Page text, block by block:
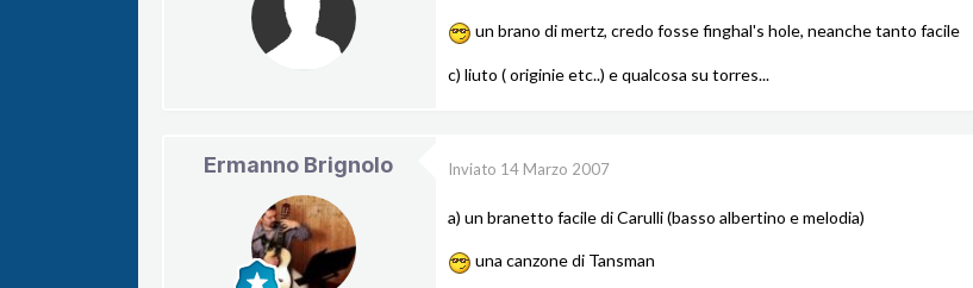
un brano di mertz, credo fosse finghal's hole, neanche tanto facile
c) liuto ( originie etc..) e qualcosa su torres...
Ermanno Brignolo Inviato 14 Marzo 2007
a) un branetto facile di Carulli (basso albertino e melodia)
una canzone di Tansman